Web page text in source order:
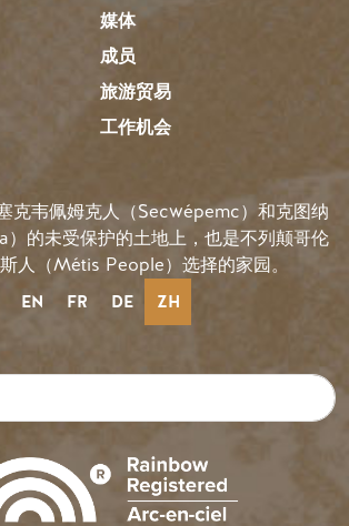
媒体
成员
旅游贸易
工作机会
克韦佩姆克人（Secwépemc）和克图纳
）的未受保护的土地上，也是不列颠哥伦
人（Métis People）选择的家园。
EN FR DE ZH